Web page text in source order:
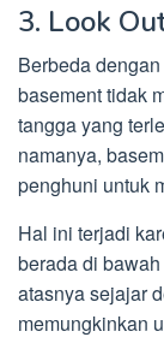
3. Look
Berbeda
basement tidak
tangga yang
namanya,
penghuni untuk
Hal ini terjadi
berada di
atasnya sejajar
memungkinkan